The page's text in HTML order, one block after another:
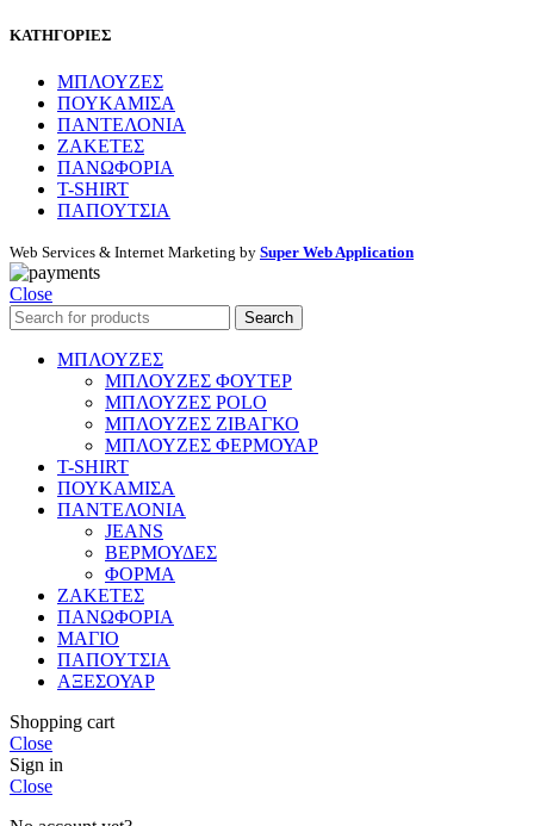
ΚΑΤΗΓΟΡΙΕΣ
ΜΠΛΟΥΖΕΣ
ΠΟΥΚΑΜΙΣΑ
ΠΑΝΤΕΛΟΝΙΑ
ΖΑΚΕΤΕΣ
ΠΑΝΩΦΟΡΙΑ
T-SHIRT
ΠΑΠΟΥΤΣΙΑ
Web Services & Internet Marketing by Super Web Application
Close
Search
ΜΠΛΟΥΖΕΣ
ΜΠΛΟΥΖΕΣ ΦΟΥΤΕΡ
ΜΠΛΟΥΖΕΣ POLO
ΜΠΛΟΥΖΕΣ ΖΙΒΑΓΚΟ
ΜΠΛΟΥΖΕΣ ΦΕΡΜΟΥΑΡ
T-SHIRT
ΠΟΥΚΑΜΙΣΑ
ΠΑΝΤΕΛΟΝΙΑ
JEANS
ΒΕΡΜΟΥΔΕΣ
ΦΟΡΜΑ
ΖΑΚΕΤΕΣ
ΠΑΝΩΦΟΡΙΑ
ΜΑΓΙΟ
ΠΑΠΟΥΤΣΙΑ
ΑΞΕΣΟΥΑΡ
Shopping cart
Close
Sign in
Close